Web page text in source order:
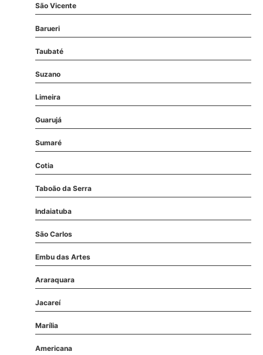
São Vicente
Barueri
Taubaté
Suzano
Limeira
Guarujá
Sumaré
Cotia
Taboão da Serra
Indaiatuba
São Carlos
Embu das Artes
Araraquara
Jacareí
Marília
Americana